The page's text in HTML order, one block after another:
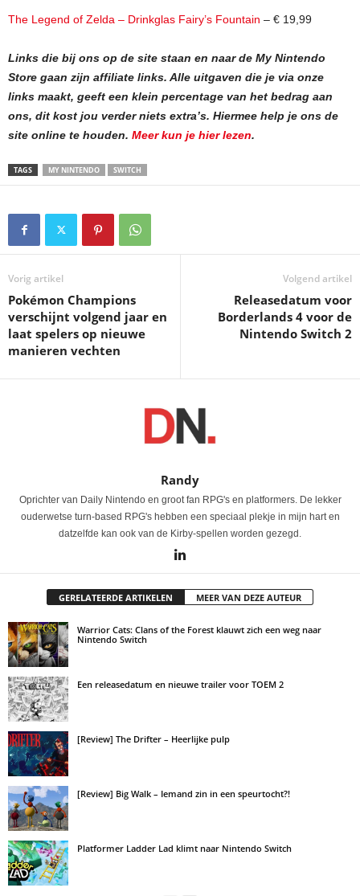
The Legend of Zelda – Drinkglas Fairy’s Fountain – € 19,99
Links die bij ons op de site staan en naar de My Nintendo
Store gaan zijn affiliate links. Alle uitgaven die je via onze
links maakt, geeft een klein percentage van het bedrag aan
ons, dit kost jou verder niets extra’s. Hiermee help je ons de
site online te houden. Meer kun je hier lezen.
TAGS MY NINTENDO SWITCH
Vorig artikel
Pokémon Champions
verschijnt volgend jaar en
laat spelers op nieuwe
manieren vechten
Volgend artikel
Releasedatum voor
Borderlands 4 voor de
Nintendo Switch 2
Randy
Oprichter van Daily Nintendo en groot fan RPG's en platformers. De lekker
ouderwetse turn-based RPG's hebben een speciaal plekje in mijn hart en
datzelfde kan ook van de Kirby-spellen worden gezegd.
GERELATEERDE ARTIKELEN MEER VAN DEZE AUTEUR
Warrior Cats: Clans of the Forest klauwt zich een weg naar
Nintendo Switch
Een releasedatum en nieuwe trailer voor TOEM 2
[Review] The Drifter – Heerlijke pulp
[Review] Big Walk – Iemand zin in een speurtocht?!
Platformer Ladder Lad klimt naar Nintendo Switch